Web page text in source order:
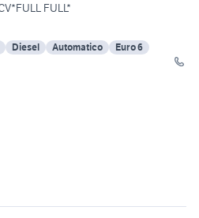
FULL*
Diesel Automatico
Euro 6